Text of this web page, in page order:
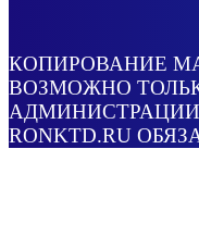
КОПИРОВАНИЕ
ВОЗМОЖНО
RONKTD.RU